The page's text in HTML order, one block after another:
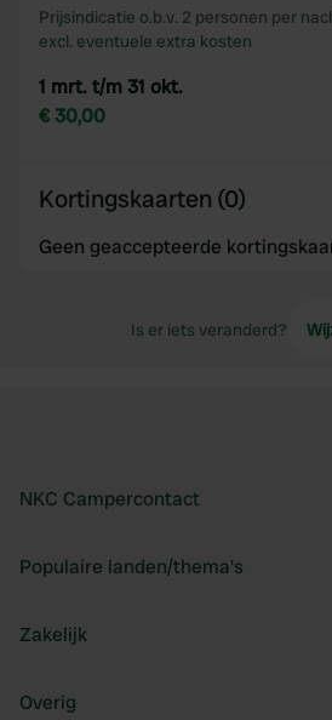
Prijsindicatie o.b.v. 2 personen per
excl. eventuele extra kosten
1 mrt. t/m 31 okt.
€ 30,00
Kortingskaarten (0)
Geen geaccepteerde
Is er iets veranderd?
NKC Campercontact
Populaire landen/thema's
Zakelijk
Overig